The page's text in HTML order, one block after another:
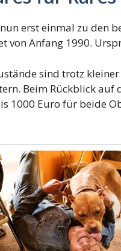
erst einmal zu den
von Anfang 1990.
sind trotz
Beim Rückblick auf
1000 Euro für beide